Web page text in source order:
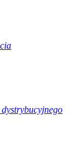
dystrybucyjnego